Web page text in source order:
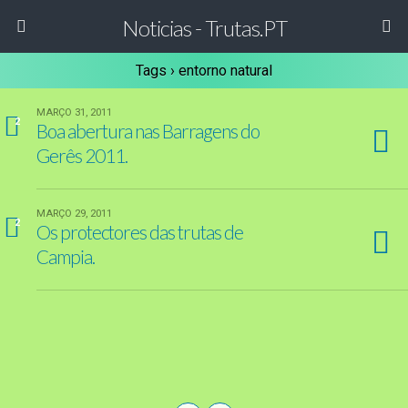
Noticias - Trutas.PT
Tags › entorno natural
2
MARÇO 31, 2011
Boa abertura nas Barragens do
Gerês 2011.
2
MARÇO 29, 2011
Os protectores das trutas de
Campia.